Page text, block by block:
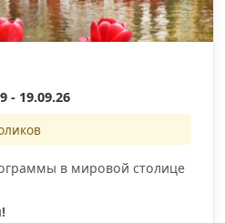
- 19.09.26
в мировой столице